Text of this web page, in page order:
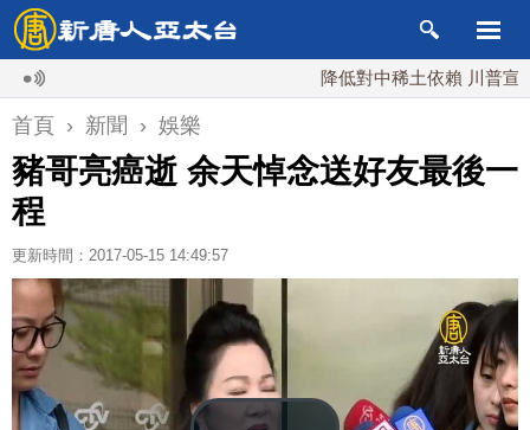
降低對中稀土依賴 川普宣布礦業
首頁 › 新聞 › 娛樂
豬哥亮癌逝 余天悼念送好友最後一
程
更新時間：2017-05-15 14:49:57